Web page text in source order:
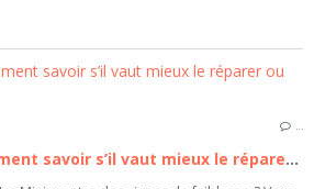
Mac en panne ? Comment savoir s’il vaut mieux le réparer ou en acheter un neuf ?